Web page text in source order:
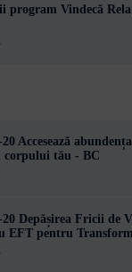
program Vindecă
20 Accesează
tău - BC
20 Depășirea Fricii de
EFT pentru